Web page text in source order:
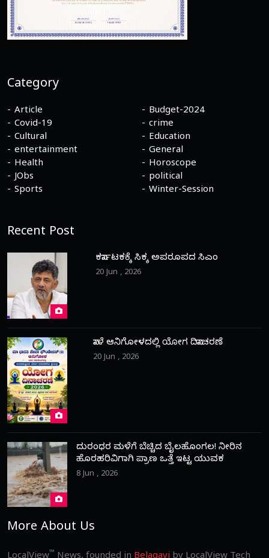
Category
Article
Budget-2024
Covid-19
crime
Cultural
Education
entertainment
General
Health
Horoscope
JObs
political
Sports
Winter-Session
Recent Post
ಕರ್ನಾಟಕಕ್ಕೆ ಸಿಕ್ಕ ಅಪರೂಪದ ಸಿಎಂ
20 Jun , 2026
ನಾಳೆ ಆನಿಗೋಳದಲ್ಲಿ ಯೋಗ ದಿನಾಚರಣೆ
20 Jun , 2026
ದುರಂಧರ ಮಳೆಗೆ ಬೆಚ್ಚಿದ ಬೈಲಹೊಂಗಲ! ನೀರಿನ
ಹೊರಹರಿವಿಗಾಗಿ ಪ್ರಾಣ ಒತ್ತೆ ಇಟ್ಟ ಯುವಕ
8 Jun , 2026
More About Us
™